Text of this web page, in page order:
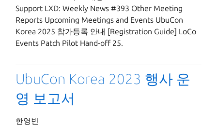
Support LXD: Weekly News #393 Other Meeting
Reports Upcoming Meetings and Events UbuCon
Korea 2025 참가등록 안내 [Registration Guide] LoCo
Events Patch Pilot Hand-off 25.
UbuCon Korea 2023 행사 운
영 보고서
한영빈